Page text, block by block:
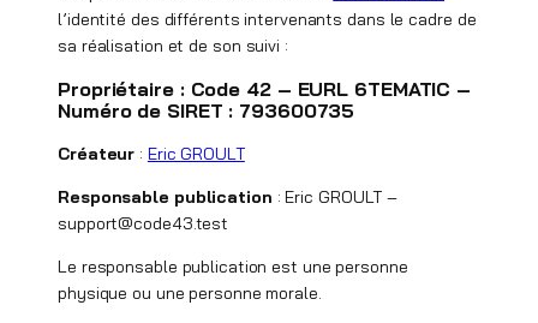
l’identité des différents intervenants dans le cadre de
sa réalisation et de son suivi :
Propriétaire: Code 42 – EURL 6TEMATIC –
Numéro de SIRET : 793600735
Créateur : Eric GROULT
Responsable publication : Eric GROULT –
support@code43.test
Le responsable publication est une personne
physique ou une personne morale.